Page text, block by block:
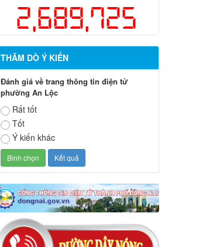
2,689,725
THĂM DÒ Ý KIẾN
Đánh giá về trang thông tin điện tử
phường An Lộc
Rất tốt
Tốt
Ý kiến khác